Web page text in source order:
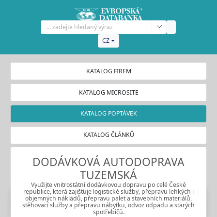
CZ
KATALOG FIREM
KATALOG MICROSITE
KATALOG POPTÁVEK
KATALOG ČLÁNKŮ
DODÁVKOVÁ AUTODOPRAVA
TUZEMSKÁ
Využijte vnitrostátní dodávkovou dopravu po celé České
republice, která zajišťuje logistické služby, přepravu lehkých i
objemných nákladů, přepravu palet a stavebních materiálů,
stěhovací služby a přepravu nábytku, odvoz odpadu a starých
spotřebičů.